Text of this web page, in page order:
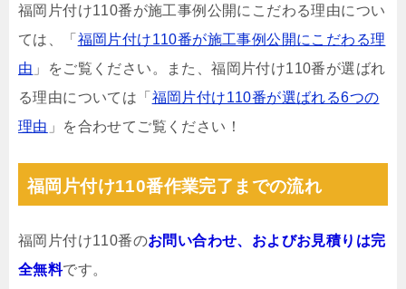
福岡片付け110番が施工事例公開にこだわる理由につい
ては、「 福岡片付け110番が施工事例公開にこだわる理
由 」をご覧ください。また、福岡片付け110番が選ばれ
る理由については「 福岡片付け110番が選ばれる6つの
理由 」を合わせてご覧ください！
福岡片付け110番作業完了までの流れ
福岡片付け110番のお問い合わせ、およびお見積りは完
全無料です。